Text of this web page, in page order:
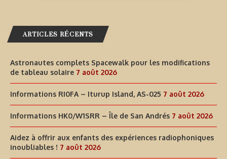
ARTICLES RÉCENTS
Astronautes complets Spacewalk pour les modifications
de tableau solaire 7 août 2026
Informations RI0FA – Iturup Island, AS-025 7 août 2026
Informations HK0/W1SRR – Île de San Andrés 7 août 2026
Aidez à offrir aux enfants des expériences radiophoniques
inoubliables ! 7 août 2026